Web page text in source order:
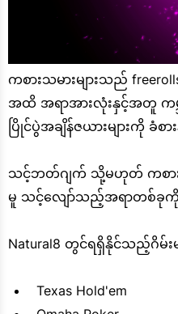
ကစားသမားများသည်
အထိ အရာအားလုံးနှင့်အတူ ကမ္
ပြိုင်ပွဲအချိန်ဇယားများကို ခံစ
သင့်ဘတ်ဂျက် သို့မဟုတ် ကစ
မူ သင့်လျော်သည့်အရာတစ်ခု
Natural8 တွင်ရရှိနိုင်သည့်ဂိမ်း
Texas Hold'em